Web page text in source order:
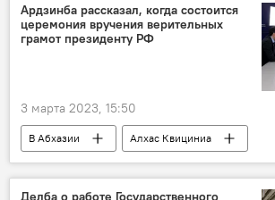
Ардзинба рассказал, когда состоится
церемония вручения верительных
грамот президенту РФ
3 марта 2023, 15:50
В Абхазии
Алхас Квициниа
Абхазия
Россия МИД Абхазии
Делба о работе Государственного